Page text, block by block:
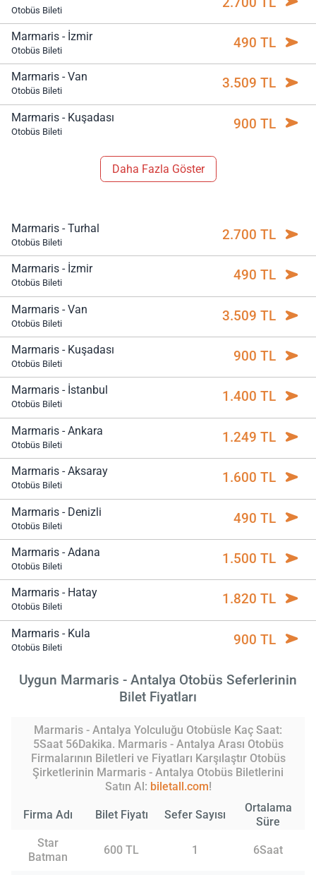
Otobüs Bileti
Marmaris - İzmir
Otobüs Bileti 490 TL
Marmaris - Van
Otobüs Bileti 3.509 TL
Marmaris - Kuşadası
Otobüs Bileti 900 TL
Daha Fazla Göster
Marmaris - Turhal
Otobüs Bileti 2.700 TL
Marmaris - İzmir
Otobüs Bileti 490 TL
Marmaris - Van
Otobüs Bileti 3.509 TL
Marmaris - Kuşadası
Otobüs Bileti 900 TL
Marmaris - İstanbul
Otobüs Bileti 1.400 TL
Marmaris - Ankara
Otobüs Bileti 1.249 TL
Marmaris - Aksaray
Otobüs Bileti 1.600 TL
Marmaris - Denizli
Otobüs Bileti 490 TL
Marmaris - Adana
Otobüs Bileti 1.500 TL
Marmaris - Hatay
Otobüs Bileti 1.820 TL
Marmaris - Kula
Otobüs Bileti 900 TL
Uygun Marmaris - Antalya Otobüs Seferlerinin
Bilet Fiyatları
Marmaris - Antalya Yolculuğu Otobüsle Kaç Saat:
5Saat 56Dakika. Marmaris - Antalya Arası Otobüs
Firmalarının Biletleri ve Fiyatları Karşılaştır Otobüs
Şirketlerinin Marmaris - Antalya Otobüs Biletlerini
Satın Al: biletall.com!
Firma Adı Bilet Fiyatı Sefer Sayısı
Ortalama
Süre
Star
Batman
600 TL 1 6Saat